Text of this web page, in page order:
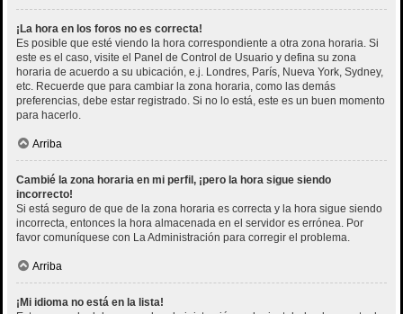
¡La hora en los foros no es correcta!
Es posible que esté viendo la hora correspondiente a otra zona horaria. Si
este es el caso, visite el Panel de Control de Usuario y defina su zona
horaria de acuerdo a su ubicación, e.j. Londres, París, Nueva York, Sydney,
etc. Recuerde que para cambiar la zona horaria, como las demás
preferencias, debe estar registrado. Si no lo está, este es un buen momento
para hacerlo.
Arriba
Cambié la zona horaria en mi perfil, ¡pero la hora sigue siendo
incorrecto!
Si está seguro de que de la zona horaria es correcta y la hora sigue siendo
incorrecta, entonces la hora almacenada en el servidor es errónea. Por
favor comuníquese con La Administración para corregir el problema.
Arriba
¡Mi idioma no está en la lista!